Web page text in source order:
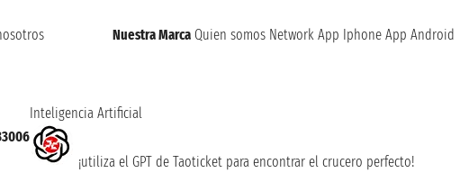
Nuestra Marca Quien somos Network App Iphone App Android
Inteligencia Artificial
¡utiliza el GPT de Taoticket para encontrar el crucero perfecto!